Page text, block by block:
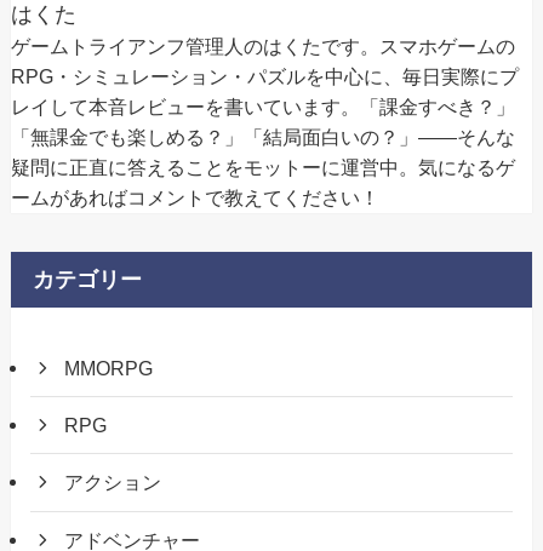
はくた
ゲームトライアンフ管理人のはくたです。スマホゲームの
RPG・シミュレーション・パズルを中心に、毎日実際にプ
レイして本音レビューを書いています。「課金すべき？」
「無課金でも楽しめる？」「結局面白いの？」——そんな
疑問に正直に答えることをモットーに運営中。気になるゲ
ームがあればコメントで教えてください！
カテゴリー
MMORPG
RPG
アクション
アドベンチャー